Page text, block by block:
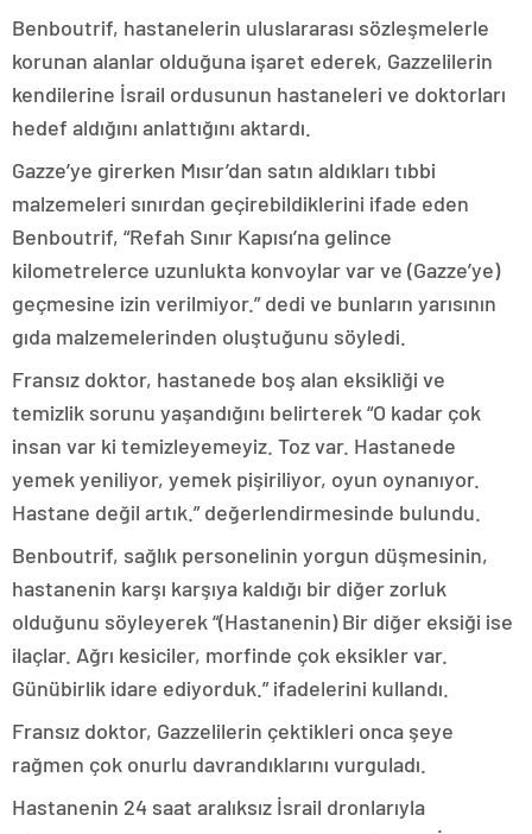
Benboutrif, hastanelerin uluslararası sözleşmelerle
korunan alanlar olduğuna işaret ederek, Gazzelilerin
kendilerine İsrail ordusunun hastaneleri ve doktorları
hedef aldığını anlattığını aktardı.
Gazze’ye girerken Mısır’dan satın aldıkları tıbbi
malzemeleri sınırdan geçirebildiklerini ifade eden
Benboutrif, “Refah Sınır Kapısı’na gelince
kilometrelerce uzunlukta konvoylar var ve (Gazze’ye)
geçmesine izin verilmiyor.” dedi ve bunların yarısının
gıda malzemelerinden oluştuğunu söyledi.
Fransız doktor, hastanede boş alan eksikliği ve
temizlik sorunu yaşandığını belirterek “O kadar çok
insan var ki temizleyemeyiz. Toz var. Hastanede
yemek yeniliyor, yemek pişiriliyor, oyun oynanıyor.
Hastane değil artık.” değerlendirmesinde bulundu.
Benboutrif, sağlık personelinin yorgun düşmesinin,
hastanenin karşı karşıya kaldığı bir diğer zorluk
olduğunu söyleyerek “(Hastanenin) Bir diğer eksiği ise
ilaçlar. Ağrı kesiciler, morfinde çok eksikler var.
Günübirlik idare ediyorduk.” ifadelerini kullandı.
Fransız doktor, Gazzelilerin çektikleri onca şeye
rağmen çok onurlu davrandıklarını vurguladı.
Hastanenin 24 saat aralıksız İsrail dronlarıyla